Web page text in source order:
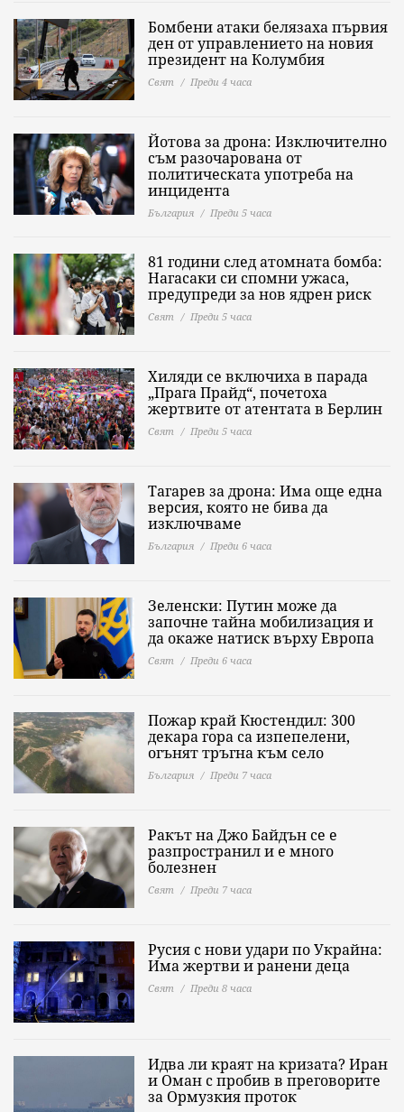
Бомбени атаки белязаха първия
ден от управлението на новия
президент на Колумбия
Свят Преди 4 часа
Йотова за дрона: Изключително
съм разочарована от
политическата употреба на
инцидента
България Преди 5 часа
81 години след атомната бомба:
Нагасаки си спомни ужаса,
предупреди за нов ядрен риск
Свят Преди 5 часа
Хиляди се включиха в парада
„Прага Прайд“, почетоха
жертвите от атентата в Берлин
Свят Преди 5 часа
Тагарев за дрона: Има още една
версия, която не бива да
изключваме
България Преди 6 часа
Зеленски: Путин може да
започне тайна мобилизация и
да окаже натиск върху Европа
Свят Преди 6 часа
Пожар край Кюстендил: 300
декара гора са изпепелени,
огънят тръгна към село
България Преди 7 часа
Ракът на Джо Байдън се е
разпространил и е много
болезнен
Свят Преди 7 часа
Русия с нови удари по Украйна:
Има жертви и ранени деца
Свят Преди 8 часа
Идва ли краят на кризата? Иран
и Оман с пробив в преговорите
за Ормузкия проток